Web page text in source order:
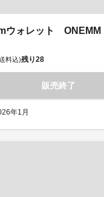
ウォレット ONEMM
料込)残り28
販売終了
年1月